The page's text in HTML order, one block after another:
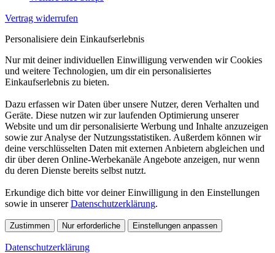
Vertrag widerrufen
Personalisiere dein Einkaufserlebnis
Nur mit deiner individuellen Einwilligung verwenden wir Cookies
und weitere Technologien, um dir ein personalisiertes
Einkaufserlebnis zu bieten.
Dazu erfassen wir Daten über unsere Nutzer, deren Verhalten und
Geräte. Diese nutzen wir zur laufenden Optimierung unserer
Website und um dir personalisierte Werbung und Inhalte anzuzeigen
sowie zur Analyse der Nutzungsstatistiken. Außerdem können wir
deine verschlüsselten Daten mit externen Anbietern abgleichen und
dir über deren Online-Werbekanäle Angebote anzeigen, nur wenn
du deren Dienste bereits selbst nutzt.
Erkundige dich bitte vor deiner Einwilligung in den Einstellungen
sowie in unsererDatenschutzerklärung.
Zustimmen Nur erforderliche Einstellungen anpassen
Datenschutzerklärung